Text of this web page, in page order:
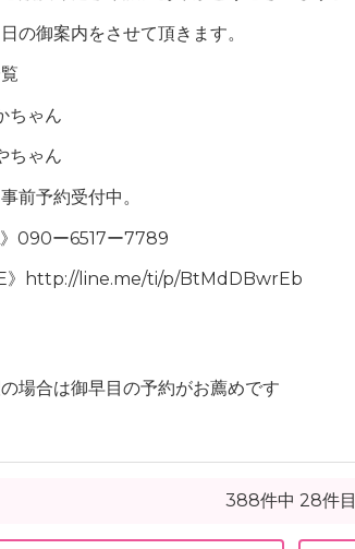
の御案内をさせて頂きます。
一覧
かちゃん
やちゃん
前予約受付中。
》090ー6517ー7789
》http://line.me/ti/p/BtMdDBwrEb
場合は御早目の予約がお薦めです
388件中 28件目